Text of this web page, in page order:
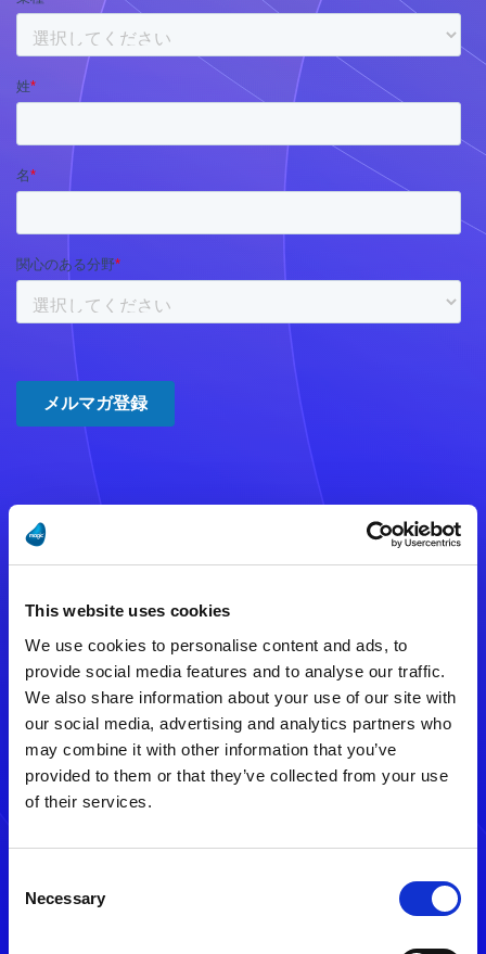
This website uses cookies
We use cookies to personalise content and ads, to
provide social media features and to analyse our traffic.
We also share information about your use of our site with
our social media, advertising and analytics partners who
may combine it with other information that you’ve
provided to them or that they’ve collected from your use
of their services.
Selection
Necessary
注意事項
ある可能性があります。
メールアドレスをご確認のうえ、
再度手続きを行ってください。